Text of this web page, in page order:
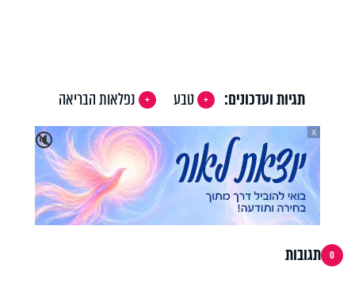
תגיות ועדכונים: טבע
נפלאות הבריאה
🔇
X
0 תגובות